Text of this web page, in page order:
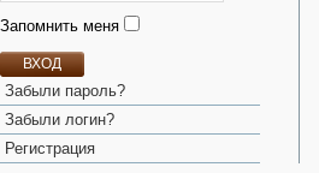
Запомнить меня
ВХОД
Забыли пароль?
Забыли логин?
Регистрация